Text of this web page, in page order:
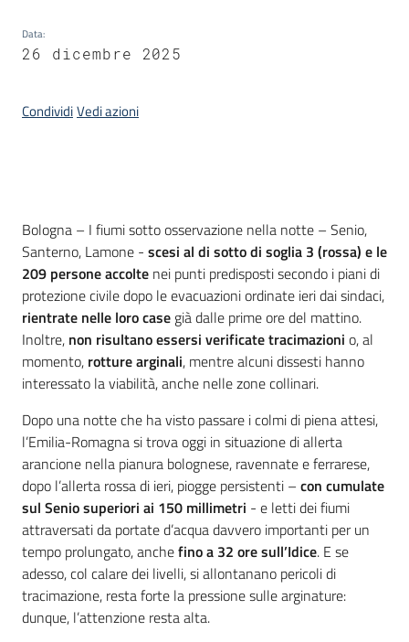
Agenzia
Seguici
Data:
26 dicembre 2025
CondividiVedi azioni
Introduzione
Bologna – I fiumi sotto osservazione nella notte – Senio,
Santerno, Lamone - scesi al di sotto di soglia 3 (rossa) e le
209 persone accolte nei punti predisposti secondo i piani di
protezione civile dopo le evacuazioni ordinate ieri dai sindaci,
rientrate nelle loro case già dalle prime ore del mattino.
Inoltre, non risultano essersi verificate tracimazioni o, al
momento, rotture arginali, mentre alcuni dissesti hanno
interessato la viabilità, anche nelle zone collinari.
Dopo una notte che ha visto passare i colmi di piena attesi,
l’Emilia-Romagna si trova oggi in situazione di allerta
arancione nella pianura bolognese, ravennate e ferrarese,
dopo l’allerta rossa di ieri, piogge persistenti – con cumulate
sul Senio superiori ai 150 millimetri - e letti dei fiumi
attraversati da portate d’acqua davvero importanti per un
tempo prolungato, anchefino a 32 ore sull’Idice. E se
adesso, col calare dei livelli, si allontanano pericoli di
tracimazione, resta forte la pressione sulle arginature:
dunque, l’attenzione resta alta.